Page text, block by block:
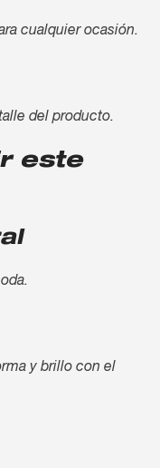
cualquier ocasión.
del producto.
este
y brillo con el